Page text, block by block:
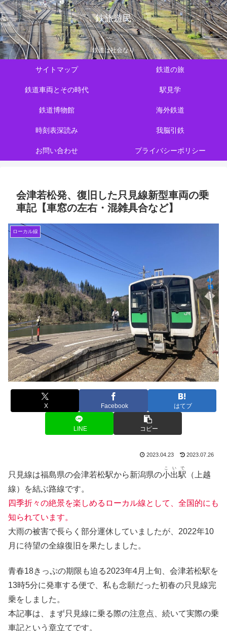
鉄旅遊民
鉄道は社会なり
サイトマップ 鉄道の旅
鉄道車両とその時代 駅見学
鉄道博物館 海外鉄道
時刻表深読み 我脳引鉄
お問い合わせ プライバシーポリシー
会津若松発、復旧した只見線新型車両の乗
車記【車窓の左右・混雑具合など】
ローカル線
X Facebook はてブ
LINE コピー
2023.04.23 2023.07.26
只見線は福島県の会津若松駅から新潟県の小出駅
こいで
（上越
線）を結ぶ路線です。
四季折々の絶景を楽しめるローカル線として、全国的にも
知られています。
大雨の被害で長らく部分運休していましたが、2022年10
月に待望の全線復旧を果たしました。
青春18きっぷの期限も迫る2023年4月上旬、会津若松駅を
13時5分に発車する便で、私も念願だった初春の只見線完
乗をしました。
本記事は、まず只見線に乗る際の注意点、続いて実際の乗
車記という章立てです。